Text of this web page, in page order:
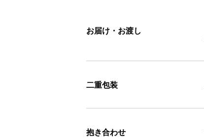
お届け・お渡し
二重包装
抱き合わせ